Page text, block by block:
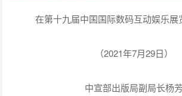
在第十九届中国国际数码互动娱乐展
（2021年7月29日）
中宣部出版局副局长杨芳